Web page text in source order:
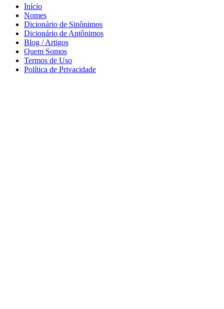
Início
Nomes
Dicionário de Sinônimos
Dicionário de Antônimos
Blog / Artigos
Quem Somos
Termos de Uso
Política de Privacidade